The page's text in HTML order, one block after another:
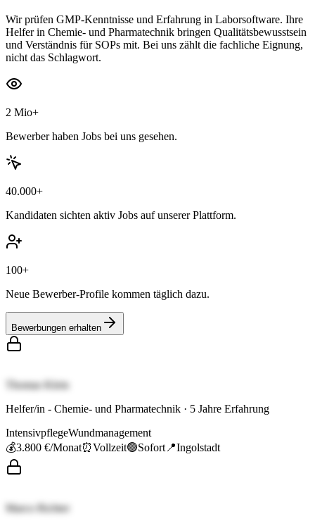
Wir prüfen GMP-Kenntnisse und Erfahrung in Laborsoftware. Ihre
Helfer in Chemie- und Pharmatechnik bringen Qualitätsbewusstsein
und Verständnis für SOPs mit. Bei uns zählt die fachliche Eignung,
nicht das Schlagwort.
2 Mio+
Bewerber haben Jobs bei uns gesehen.
40.000+
Kandidaten sichten aktiv Jobs auf unserer Plattform.
100+
Neue Bewerber-Profile kommen täglich dazu.
Bewerbungen erhalten
Thomas Klein
Helfer/in - Chemie- und Pharmatechnik · 5 Jahre Erfahrung
IntensivpflegeWundmanagement
💰3.800 €/Monat⏰Vollzeit🟢Sofort 📍Ingolstadt
Marco Richter